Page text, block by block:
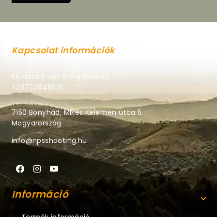
Kapcsolat információk
Kérdésed van ? Hívj minket!
+36703841806
7150 Bonyhád, Mikes Kelemen utca 5.
Magyarország
info@npsshooting.hu
Információ